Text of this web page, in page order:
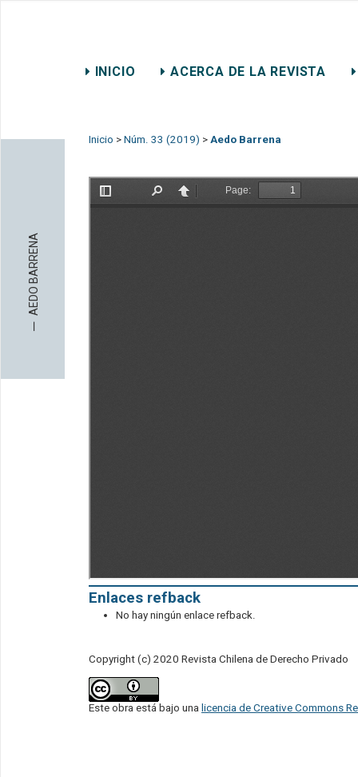
INICIO ACERCA DE LA REVISTA
─
AEDO BARRENA
Inicio > Núm. 33 (2019) > Aedo Barrena
Enlaces refback
No hay ningún enlace refback.
Copyright (c) 2020 Revista Chilena de Derecho Privado
Este obra está bajo una licencia de Creative Commons